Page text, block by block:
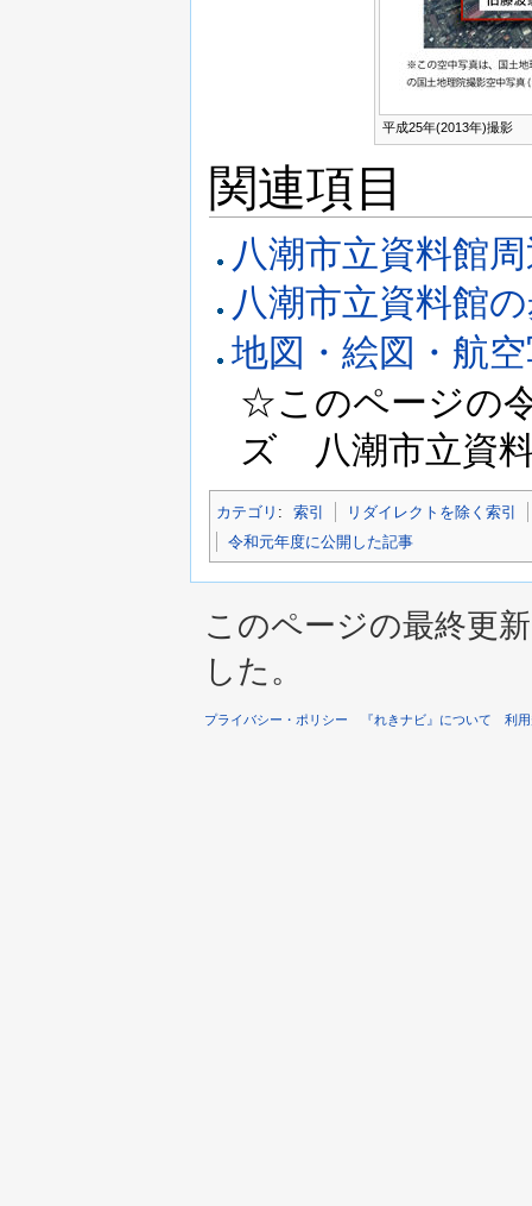
平成25年(2013年)撮影
関連項目
八潮市立資料館
八潮市立資料館
地図・絵図・航
☆このページの
ズ 八潮市立資
カテゴリ : 索引
リダイレクトを除く索引
令和元年度に公開した記事
このページの最終更
した。
プライバシー・ポリシー 『れきナビ』について 利